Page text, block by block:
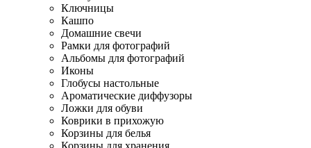
Ключницы
Кашпо
Домашние свечи
Рамки для фотографий
Альбомы для фотографий
Иконы
Глобусы настольные
Ароматические диффузоры
Ложки для обуви
Коврики в прихожую
Корзины для белья
Корзины для хранения